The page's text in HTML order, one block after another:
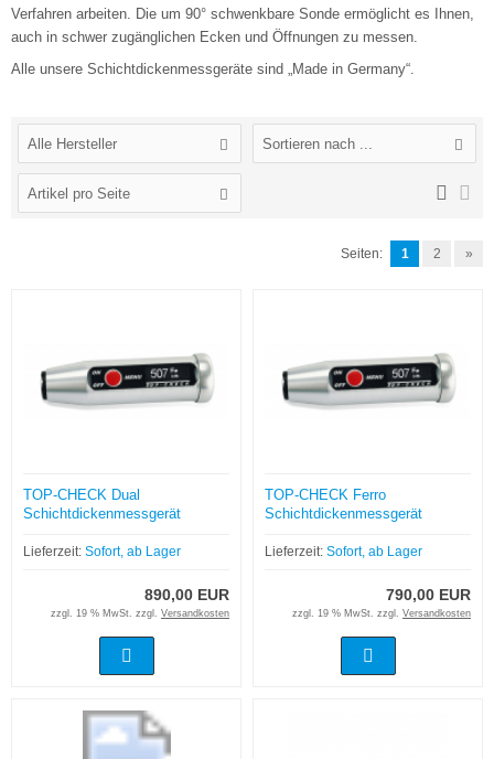
Verfahren arbeiten. Die um 90° schwenkbare Sonde ermöglicht es Ihnen,
auch in schwer zugänglichen Ecken und Öffnungen zu messen.
Alle unsere Schichtdickenmessgeräte sind „Made in Germany“.
Alle Hersteller Sortieren nach ...
Artikel pro Seite
Seiten: 1 2 »
TOP-CHECK Dual
Schichtdickenmessgerät
Lieferzeit: Sofort, ab Lager
890,00 EUR
zzgl. 19 % MwSt. zzgl. Versandkosten
TOP-CHECK Ferro
Schichtdickenmessgerät
Lieferzeit: Sofort, ab Lager
790,00 EUR
zzgl. 19 % MwSt. zzgl. Versandkosten